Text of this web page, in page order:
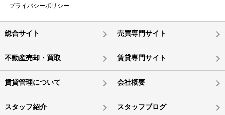
プライバシーポリシー
総合サイト 売買専門サイト
不動産売却・買取 賃貸専門サイト
賃貸管理について 会社概要
スタッフ紹介 スタッフブログ